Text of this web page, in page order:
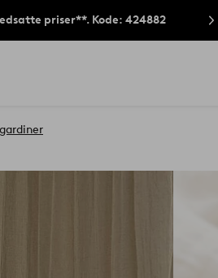
priser**. Kode: 424882